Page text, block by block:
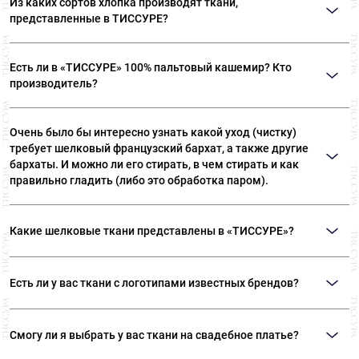
Из каких сортов хлопка производят ткани,
представленные в ТИССУРЕ?
лучших сортов длинноволокнистого хлопка: Sea Island,
Giza, Tana Low, Supima
Есть ли в «ТИССУРЕ» 100% пальтовый кашемир? Кто
производитель?
пальтовых тканей из 100% кашемира, произведенных
компаниями: Dormeuil (Франция) Agnona (Италия) Luigi
Colombo (Италия) Holland & Sherry (Великобритания)
Очень было бы интересно узнать какой уход (чистку)
требует шелковый французский бархат, а также другие
бархаты. И можно ли его стирать, в чем стирать и как
правильно гладить (либо это обработка паром).
— это целый ритуал. Вы можете положить бархат
ворсом на махровое полотенце или вывернуть вещь
наизнанку, сложив ворс к ворсу. Утюгом не давите,
восстановить очень сложно. Оптимальный вариант –
Какие шелковые ткани представлены в «ТИССУРЕ»?
Атлас, различные виды крепов, шифон, муслин, органзу,
жаккард, тафту и подкладочные ткани из 100% шелка.
Все ткани произведены из лучших сортов шелка на
Есть ли у вас ткани с логотипами известных брендов?
именные принты, пряжки, пуговицы – это часть
Смогу ли я выбрать у вас ткани на свадебное платье?